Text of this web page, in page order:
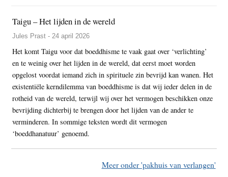
Taigu – Het lijden in de wereld
Jules Prast - 24 april 2026
Het komt Taigu voor dat boeddhisme te vaak gaat over ‘verlichting’
en te weinig over het lijden in de wereld, dat eerst moet worden
opgelost voordat iemand zich in spirituele zin bevrijd kan wanen. Het
existentiële kerndilemma van boeddhisme is dat wij ieder delen in de
rotheid van de wereld, terwijl wij over het vermogen beschikken onze
bevrijding dichterbij te brengen door het lijden van de ander te
verminderen. In sommige teksten wordt dit vermogen
‘boeddhanatuur’ genoemd.
Meer onder 'pakhuis van verlangen'